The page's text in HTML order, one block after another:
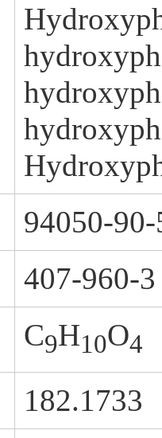
94050-90-
407-960-3
C9H10O4
182.1733